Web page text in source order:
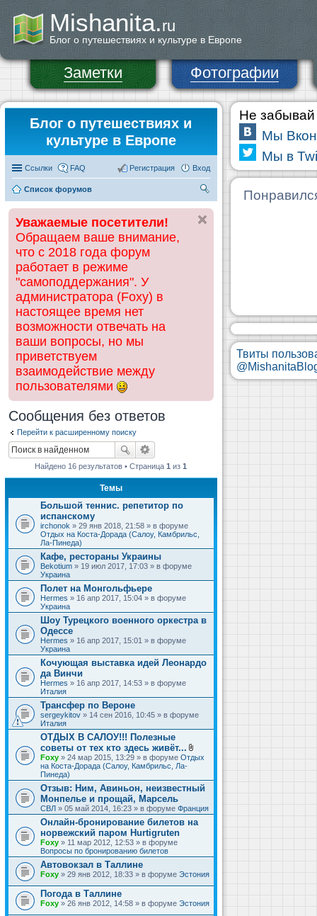
Mishanita.ru
Блог о путешествиях и культуре в Европе
Заметки Фотографии
Блог о путешествиях и
культуре в Европе
Ссылки FAQ Вход
Регистрация
Список форумов
ск
Уважаемые посетители!
Обращаем ваше внимание,
что с 2018 года форум
работает в режиме
"самоподдержания". У
администратора (Foxy) в
настоящее время нет
возможности отвечать на
ваши вопросы, но мы
приветствуем
взаимодействие между
пользователями
Сообщения без ответов
Перейти к расширенному поиску
Найдено 16 результатов • Страница1 из1
Темы
Большой теннис. репетитор по
испанскому
irchonok » 29 янв 2018, 21:58 » в форуме
Отдых на Коста-Дорада (Салоу, Камбрильс,
Ла-Пинеда)
Кафе, рестораны Украины
Bekotium » 19 июл 2017, 17:03 » в форуме
Украина
Полет на Монгольфьере
Hermes » 16 апр 2017, 15:04 » в форуме
Украина
Шоу Турецкого военного оркестра в
Одессе
Hermes » 16 апр 2017, 15:01 » в форуме
Украина
Кочующая выставка идей Леонардо
да Винчи
Hermes » 16 апр 2017, 14:53 » в форуме
Италия
Трансфер по Вероне
sergeykitov » 14 сен 2016, 10:45 » в форуме
Италия
ОТДЫХ В САЛОУ!!! Полезные
советы от тех кто здесь живёт...
В
л
ж
е
и
я
Foxy » 24 мар 2015, 13:29 » в форуме Отдых
на Коста-Дорада (Салоу, Камбрильс, Ла-
Пинеда)
Отзыв: Ним, Авиньон, неизвестный
Монпелье и прощай, Марсель
СВЛ » 05 май 2014, 16:23 » в форуме Франция
Онлайн-бронирование билетов на
норвежский паром Hurtigruten
Foxy » 11 мар 2012, 12:53 » в форуме
Вопросы по бронированию билетов
Автовокзал в Таллине
Foxy » 29 янв 2012, 18:33 » в форуме Эстония
Погода в Таллине
Foxy » 26 янв 2012, 14:58 » в форуме Эстония
Не забывай
Мы
Мы в
Твиты